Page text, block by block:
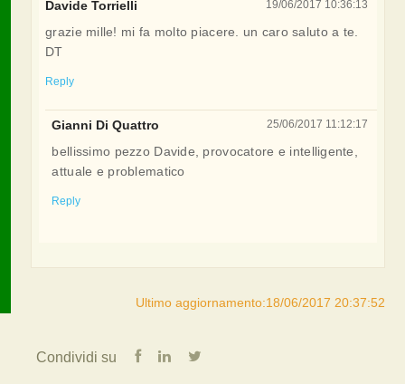
19/06/2017 10:36:13
Davide Torrielli
grazie mille! mi fa molto piacere. un caro saluto a te.
DT
Reply
25/06/2017 11:12:17
Gianni Di Quattro
bellissimo pezzo Davide, provocatore e intelligente,
attuale e problematico
Reply
Ultimo aggiornamento:18/06/2017 20:37:52
Condividi su